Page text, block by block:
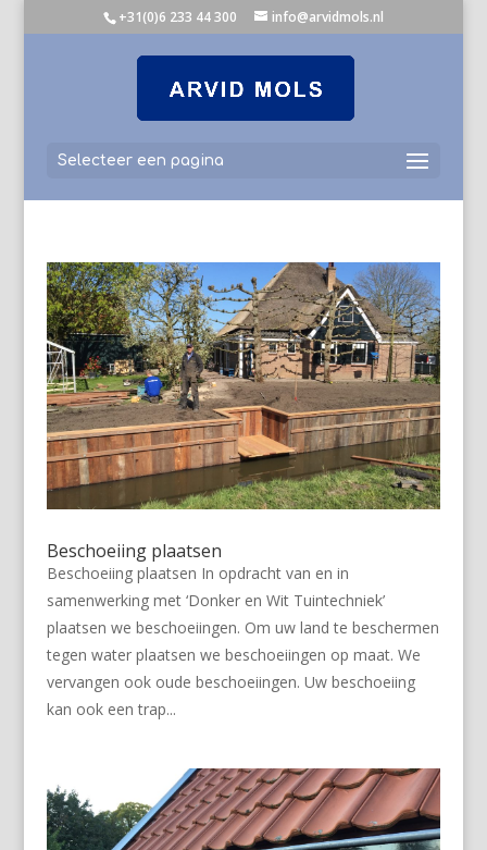
+31(0)6 233 44 300 info@arvidmols.nl
Selecteer een pagina
Beschoeiing plaatsen
Beschoeiing plaatsen In opdracht van en in
samenwerking met ‘Donker en Wit Tuintechniek’
plaatsen we beschoeiingen. Om uw land te beschermen
tegen water plaatsen we beschoeiingen op maat. We
vervangen ook oude beschoeiingen. Uw beschoeiing
kan ook een trap...